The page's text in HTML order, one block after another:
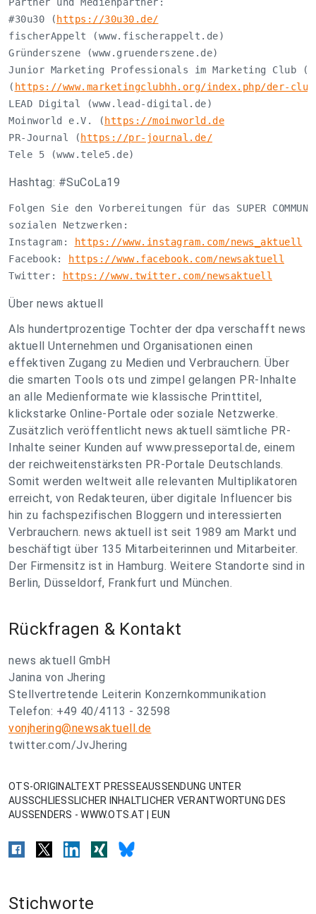
#30u30 ( https://30u30.de/
fischerAppelt (www.fischerappelt.de)
Gründerszene (www.gruenderszene.de)
Junior Marketing Professionals im Marketing Club
( https://www.marketingclubhh.org/index.php/der-
LEAD Digital (www.lead-digital.de)
Moinworld e.V. ( https://moinworld.de
PR-Journal ( https://pr-journal.de/
Tele 5 (www.tele5.de)
Hashtag: #SuCoLa19
Folgen Sie den Vorbereitungen für das SUPER
sozialen Netzwerken:
Instagram:
https://www.instagram.com/news_aktuell
Facebook:
https://www.facebook.com/newsaktuell
Twitter:
https://www.twitter.com/newsaktuell
Über news aktuell
Als hundertprozentige Tochter der dpa verschafft news
aktuell Unternehmen und Organisationen einen
effektiven Zugang zu Medien und Verbrauchern. Über
die smarten Tools ots und zimpel gelangen PR-Inhalte
an alle Medienformate wie klassische Printtitel,
klickstarke Online-Portale oder soziale Netzwerke.
Zusätzlich veröffentlicht news aktuell sämtliche PR-
Inhalte seiner Kunden auf www.presseportal.de, einem
der reichweitenstärksten PR-Portale Deutschlands.
Somit werden weltweit alle relevanten Multiplikatoren
erreicht, von Redakteuren, über digitale Influencer bis
hin zu fachspezifischen Bloggern und interessierten
Verbrauchern. news aktuell ist seit 1989 am Markt und
beschäftigt über 135 Mitarbeiterinnen und Mitarbeiter.
Der Firmensitz ist in Hamburg. Weitere Standorte sind in
Berlin, Düsseldorf, Frankfurt und München.
Rückfragen & Kontakt
news aktuell GmbH
Janina von Jhering
Stellvertretende Leiterin Konzernkommunikation
Telefon: +49 40/4113 - 32598
vonjhering@newsaktuell.de
twitter.com/JvJhering
OTS-ORIGINALTEXT PRESSEAUSSENDUNG UNTER
AUSSCHLIESSLICHER INHALTLICHER VERANTWORTUNG DES
AUSSENDERS - WWW.OTS.AT | EUN
Stichworte